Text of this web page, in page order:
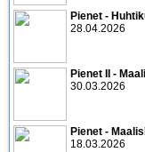
Pienet -
28.04.2026
Pienet II -
30.03.2026
Pienet -
18.03.2026